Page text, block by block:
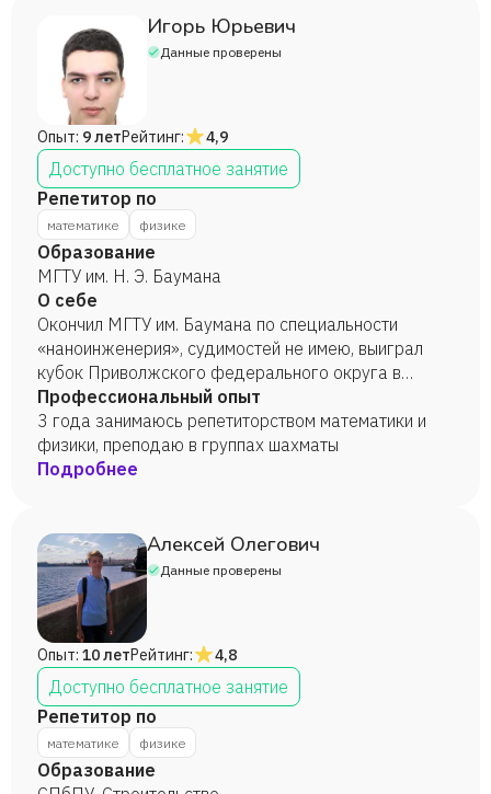
Игорь Юрьевич
Данные проверены
Опыт: 9 летРейтинг: 4,9
Доступно бесплатное занятие
Репетитор по
математике физике
Образование
МГТУ им. Н. Э. Баумана
О себе
Окончил МГТУ им. Баумана по специальности
«наноинженерия», судимостей не имею, выиграл
кубок Приволжского федерального округа в
составе команды по спортивному «Что? Где?
Когда?». Готов к переработкам, стараюсь находить
подход к каждому ребёнку индивидуально.
Немного подзабыл школьную программу пока
Профессиональный опыт
3 года занимаюсь репетиторством математики и
физики, преподаю в группах шахматы
Подробнее
Алексей Олегович
Данные проверены
Опыт: 10 летРейтинг: 4,8
Доступно бесплатное занятие
Репетитор по
математике физике
Образование